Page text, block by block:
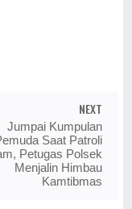
NEXT
Jumpai Kumpulan
Saat Patroli
Petugas Polsek
Menjalin Himbau
Kamtibmas